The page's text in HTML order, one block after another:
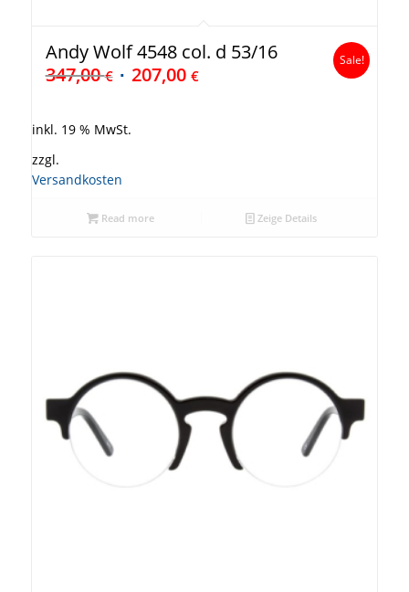
Andy Wolf 4548 col. d 53/16
347,00€ 207,00 €
Sale!
inkl. 19 % MwSt.
zzgl.
Versandkosten
Read more Zeige Details